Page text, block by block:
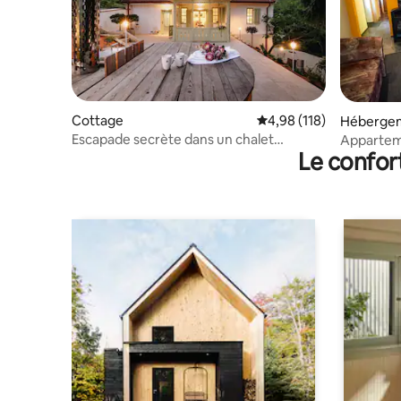
Cottage Évaluation moyenne
4,98 (118)
Escapade secrète dans un chalet
Le